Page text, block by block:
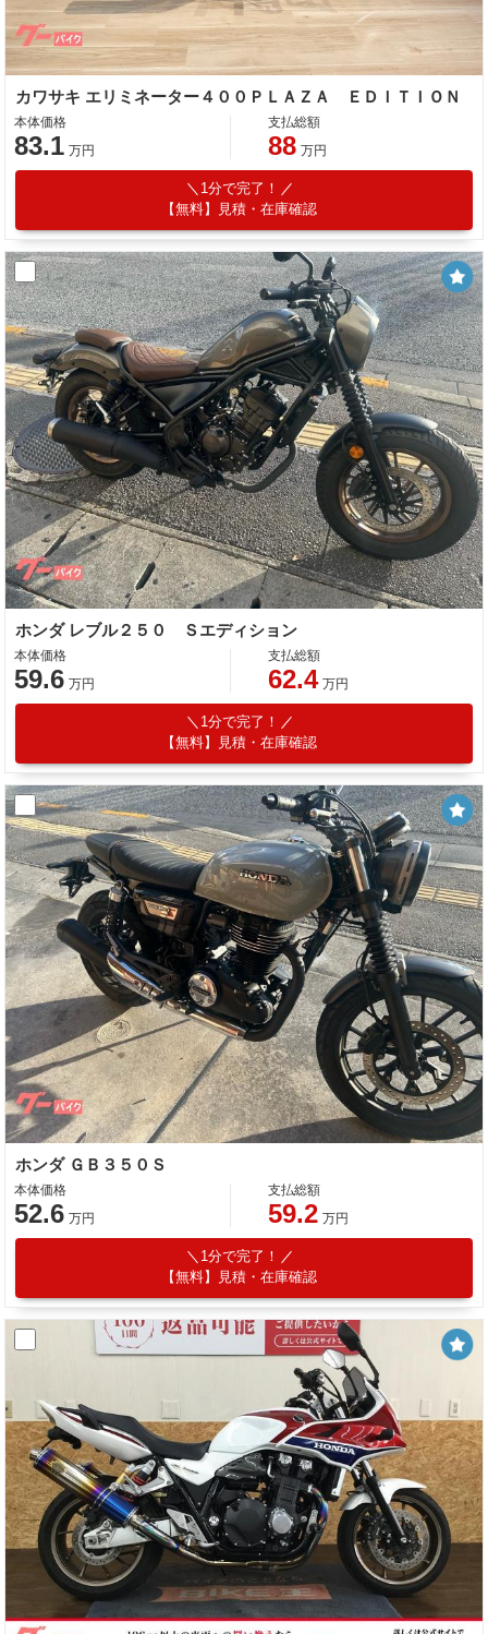
カワサキ エリミネーター４００ＰＬＡＺＡ ＥＤＩＴＩＯＮ
本体価格
83.1 万円
支払総額
88 万円
1分で完了！
【無料】見積・在庫確認
ホンダ レブル２５０ Ｓエディション
本体価格
59.6 万円
支払総額
62.4 万円
1分で完了！
【無料】見積・在庫確認
ホンダ ＧＢ３５０Ｓ
本体価格
52.6 万円
支払総額
59.2 万円
1分で完了！
【無料】見積・在庫確認